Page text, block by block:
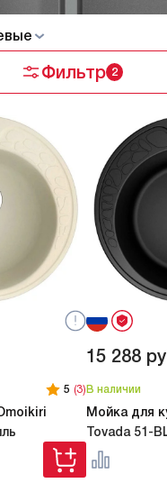
Фильтр 2
5 (3) В наличии
Мойка для
Tovada 51-
15 288